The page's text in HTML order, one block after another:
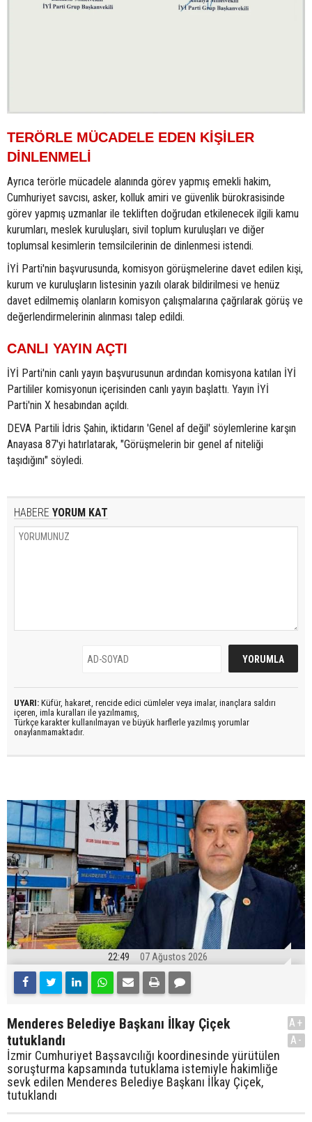
TERÖRLE MÜCADELE EDEN KİŞİLER
DİNLENMELİ
Ayrıca terörle mücadele alanında görev yapmış emekli hakim,
Cumhuriyet savcısı, asker, kolluk amiri ve güvenlik bürokrasisinde
görev yapmış uzmanlar ile tekliften doğrudan etkilenecek ilgili kamu
kurumları, meslek kuruluşları, sivil toplum kuruluşları ve diğer
toplumsal kesimlerin temsilcilerinin de dinlenmesi istendi.
İYİ Parti'nin başvurusunda, komisyon görüşmelerine davet edilen kişi,
kurum ve kuruluşların listesinin yazılı olarak bildirilmesi ve henüz
davet edilmemiş olanların komisyon çalışmalarına çağrılarak görüş ve
değerlendirmelerinin alınması talep edildi.
CANLI YAYIN AÇTI
İYİ Parti'nin canlı yayın başvurusunun ardından komisyona katılan İYİ
Partililer komisyonun içerisinden canlı yayın başlattı. Yayın İYİ
Parti'nin X hesabından açıldı.
DEVA Partili İdris Şahin, iktidarın 'Genel af değil' söylemlerine karşın
Anayasa 87'yi hatırlatarak, "Görüşmelerin bir genel af niteliği
taşıdığını" söyledi.
HABERE YORUM KAT
UYARI: Küfür, hakaret, rencide edici cümleler veya imalar, inançlara saldırı
içeren, imla kuralları ile yazılmamış,
Türkçe karakter kullanılmayan ve büyük harflerle yazılmış yorumlar
onaylanmamaktadır.
22:49 07 Ağustos 2026
Menderes Belediye Başkanı İlkay Çiçek
tutuklandı
İzmir Cumhuriyet Başsavcılığı koordinesinde yürütülen
soruşturma kapsamında tutuklama istemiyle hakimliğe
sevk edilen Menderes Belediye Başkanı İlkay Çiçek,
tutuklandı
A+
A-